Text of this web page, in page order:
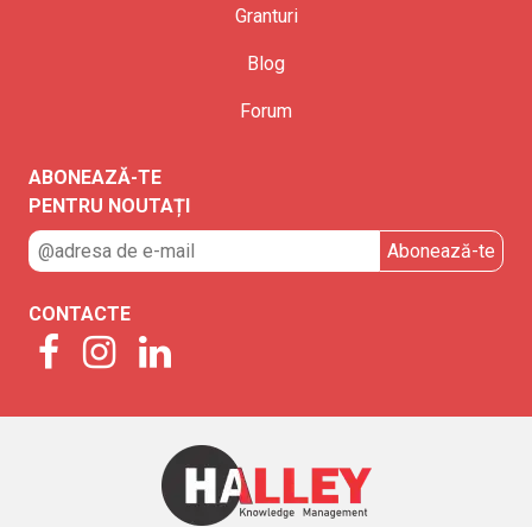
Granturi
Blog
Forum
ABONEAZĂ-TE
PENTRU NOUTAȚI
CONTACTE